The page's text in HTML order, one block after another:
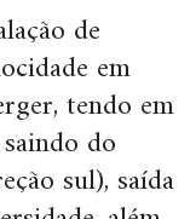
de
em
tendo em
do
sul), saída